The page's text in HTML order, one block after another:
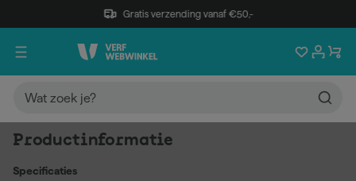
Gratis verzending vanaf €50,-
Productinformatie
Specificaties